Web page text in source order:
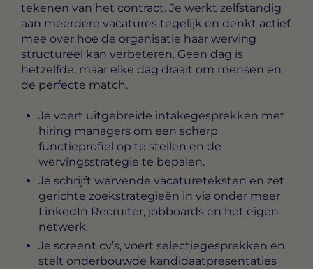
tekenen van het contract. Je werkt zelfstandig
aan meerdere vacatures tegelijk en denkt actief
mee over hoe de organisatie haar werving
structureel kan verbeteren. Geen dag is
hetzelfde, maar elke dag draait om mensen en
de perfecte match.
Je voert uitgebreide intakegesprekken met
hiring managers om een scherp
functieprofiel op te stellen en de
wervingsstrategie te bepalen.
Je schrijft wervende vacatureteksten en zet
gerichte zoekstrategieën in via onder meer
LinkedIn Recruiter, jobboards en het eigen
netwerk.
Je screent cv’s, voert selectiegesprekken en
stelt onderbouwde kandidaatpresentaties